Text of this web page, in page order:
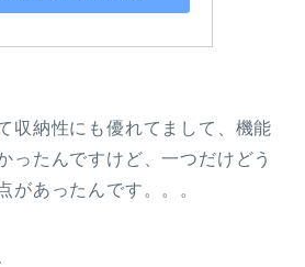
収納性にも優れてまして、機能
ったんですけど、一つだけどう
があったんです。。。